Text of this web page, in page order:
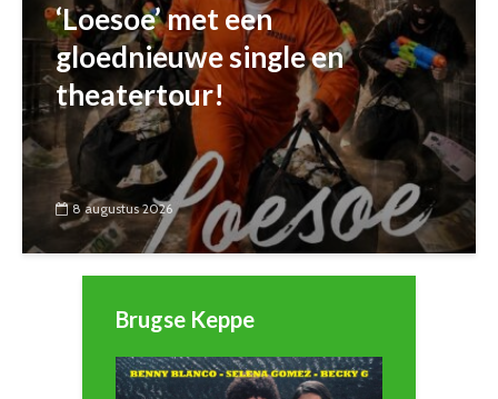
‘Loesoe’ met een
gloednieuwe single en
theatertour!
8 augustus 2026
Brugse Keppe